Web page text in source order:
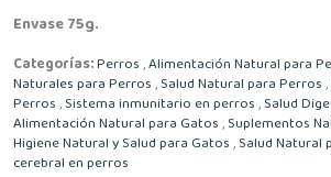
Envase 75g.
Categorías:Perros,Alimentación Natural para
Naturales para Perros,Salud Natural para Perros,
Perros,Sistema inmunitario en perros,Salud
Alimentación Natural para Gatos,Suplementos
Higiene Natural y Salud para Gatos,Salud Natural
cerebral en perros